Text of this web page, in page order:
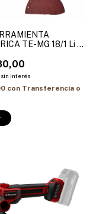
TE-MG 18/1 Li -
sin interés
con Transferencia o